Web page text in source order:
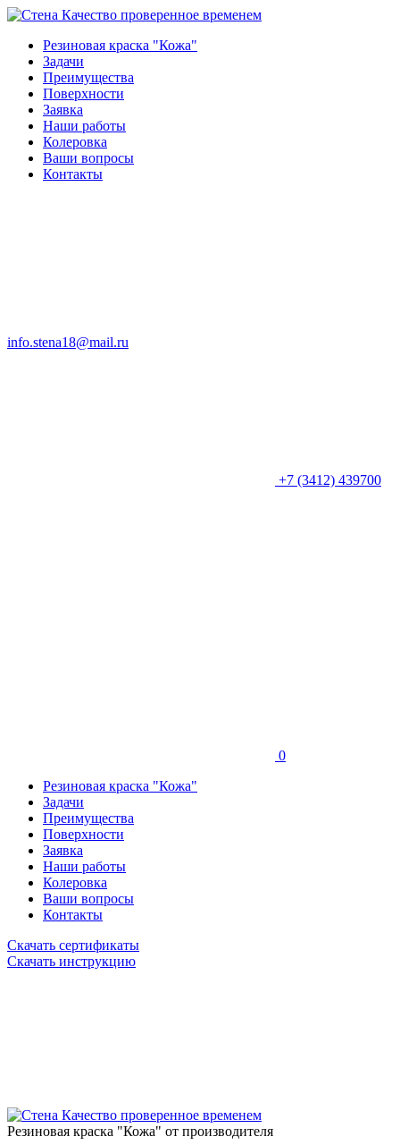
Качество проверенное временем
Резиновая краска "Кожа"
Задачи
Преимущества
Поверхности
Заявка
Наши работы
Колеровка
Ваши вопросы
Контакты
info.stena18@mail.ru
+7 (3412) 439700
0
Резиновая краска "Кожа"
Задачи
Преимущества
Поверхности
Заявка
Наши работы
Колеровка
Ваши вопросы
Контакты
Скачать сертификаты
Скачать инструкцию
Качество проверенное временем
Резиновая краска "Кожа" от производителя